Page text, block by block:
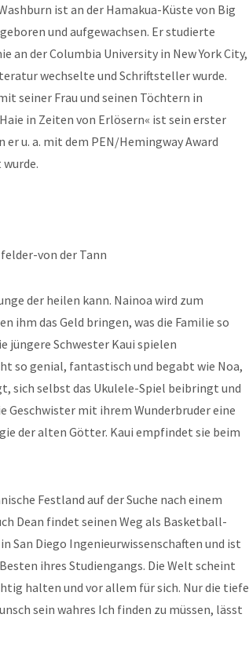
ist an der Hamakua-Küste von Big
und aufgewachsen. Er studierte
an der Columbia University in New York City,
wechselte und Schriftsteller wurde.
seiner Frau und seinen Töchtern in
in Zeiten von Erlösern« ist sein erster
er u. a. mit dem PEN/Hemingway Award
von der Tann
der heilen kann. Nainoa wird zum
ihm das Geld bringen, was die Familie so
jüngere Schwester Kaui spielen
so genial, fantastisch und begabt wie Noa,
sich selbst das Ukulele-Spiel beibringt und
Geschwister mit ihrem Wunderbruder eine
der alten Götter. Kaui empfindet sie beim
Festland auf der Suche nach einem
Dean findet seinen Weg als Basketball-
San Diego Ingenieurwissenschaften und ist
ihres Studiengangs. Die Welt scheint
halten und vor allem für sich. Nur die tiefe
sein wahres Ich finden zu müssen, lässt